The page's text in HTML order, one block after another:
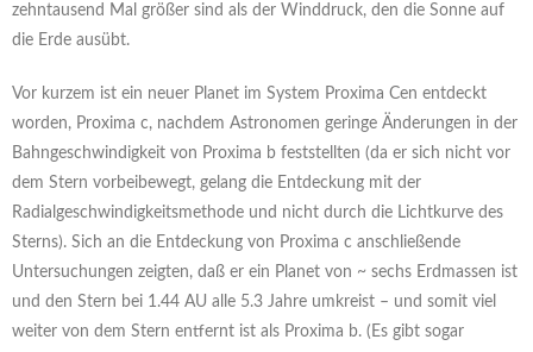
zehntausend Mal größer sind als der Winddruck, den die Sonne auf
die Erde ausübt.
Vor kurzem ist ein neuer Planet im System Proxima Cen entdeckt
worden, Proxima c, nachdem Astronomen geringe Änderungen in der
Bahngeschwindigkeit von Proxima b feststellten (da er sich nicht vor
dem Stern vorbeibewegt, gelang die Entdeckung mit der
Radialgeschwindigkeitsmethode und nicht durch die Lichtkurve des
Sterns). Sich an die Entdeckung von Proxima c anschließende
Untersuchungen zeigten, daß er ein Planet von ~ sechs Erdmassen ist
und den Stern bei 1.44 AU alle 5.3 Jahre umkreist – und somit viel
weiter von dem Stern entfernt ist als Proxima b. (Es gibt sogar